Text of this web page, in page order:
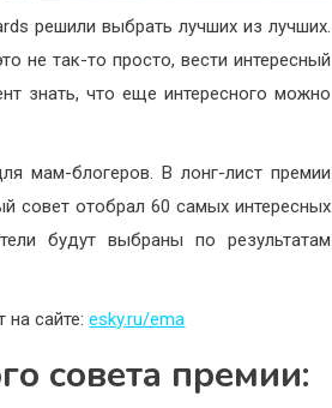
решили выбрать лучших из лучших.
не так-то просто, вести интересный
знать, что еще интересного можно
мам-блогеров. В лонг-лист премии
совет отобрал 60 самых интересных
будут выбраны по результатам
на сайте:esky.ru/ema
совета премии: